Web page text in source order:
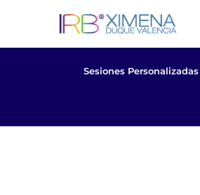
contenido
Sesiones Personalizadas